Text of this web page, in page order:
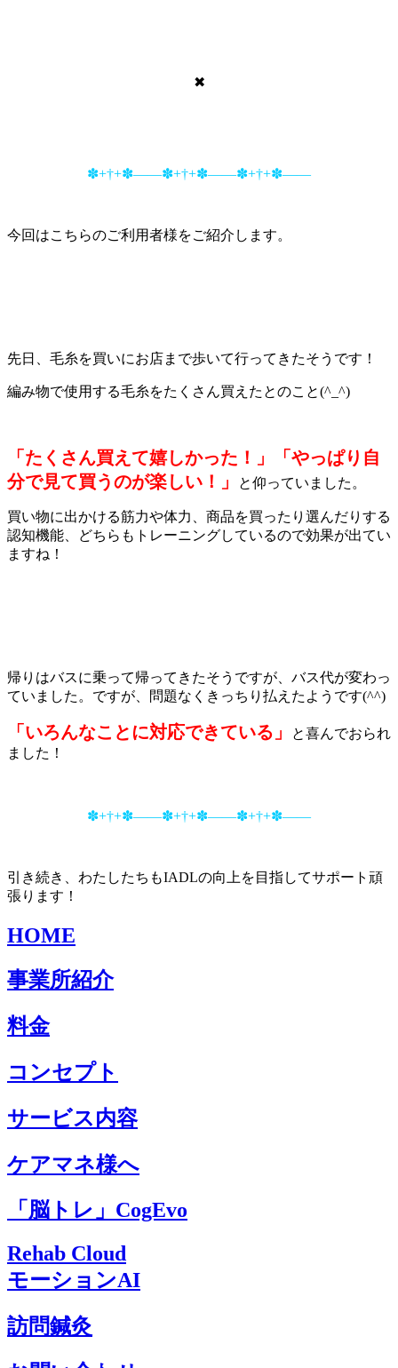
✖
✽+†+✽――✽+†+✽――✽+†+✽――
今回はこちらのご利用者様をご紹介します。
先日、毛糸を買いにお店まで歩いて行ってきたそうです！
編み物で使用する毛糸をたくさん買えたとのこと(^_^)
「たくさん買えて嬉しかった！」「やっぱり自
分で見て買うのが楽しい！」
と仰っていました。
買い物に出かける筋力や体力、商品を買ったり選んだりする
認知機能、どちらもトレーニングしているので効果が出てい
ますね！
帰りはバスに乗って帰ってきたそうですが、バス代が変わっ
ていました。ですが、問題なくきっちり払えたようです(^^)
「いろんなことに対応できている」
と喜んでおられ
ました！
✽+†+✽――✽+†+✽――✽+†+✽――
引き続き、わたしたちもIADLの向上を目指してサポート頑
張ります！
HOME
事業所紹介
料金
コンセプト
サービス内容
ケアマネ様へ
「脳トレ」CogEvo
Rehab Cloud
モーションAI
訪問鍼灸